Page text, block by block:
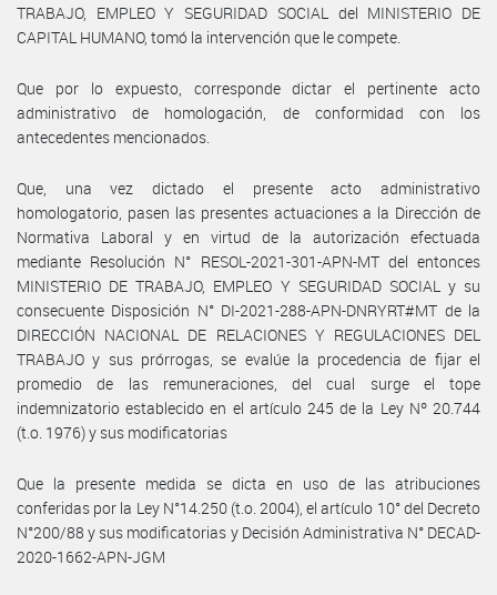
TRABAJO, EMPLEO Y SEGURIDAD SOCIAL del MINISTERIO DE
CAPITAL HUMANO, tomó la intervención que le compete.
Que por lo expuesto, corresponde dictar el pertinente acto
administrativo de homologación, de conformidad con los
antecedentes mencionados.
Que, una vez dictado el presente acto administrativo
homologatorio, pasen las presentes actuaciones a la Dirección de
Normativa Laboral y en virtud de la autorización efectuada
mediante Resolución N° RESOL-2021-301-APN-MT del entonces
MINISTERIO DE TRABAJO, EMPLEO Y SEGURIDAD SOCIAL y su
consecuente Disposición N° DI-2021-288-APN-DNRYRT#MT de la
DIRECCIÓN NACIONAL DE RELACIONES Y REGULACIONES DEL
TRABAJO y sus prórrogas, se evalúe la procedencia de fijar el
promedio de las remuneraciones, del cual surge el tope
indemnizatorio establecido en el artículo 245 de la Ley Nº 20.744
(t.o. 1976) y sus modificatorias
Que la presente medida se dicta en uso de las atribuciones
conferidas por la Ley N°14.250 (t.o. 2004), el artículo 10° del Decreto
N°200/88 y sus modificatorias y Decisión Administrativa N° DECAD-
2020-1662-APN-JGM